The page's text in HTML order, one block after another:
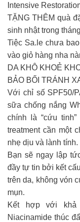
Intensive
TẶNG THÊM quà
sinh nhật trong
Tiệc Sa.le chưa
vào giỏ hàng nha
DA KHÔ KHOẺ
BẢO BỐI TRÁNH
Với chỉ số SPF50/
sữa chống nắng
chính là “cứu
treatment cần một
nhẹ dịu và lành tính.
Bạn sẽ ngay lập
đầy tự tin bởi kết
trên da, không vón
mụn.
Kết hợp với
Niacinamide thúc